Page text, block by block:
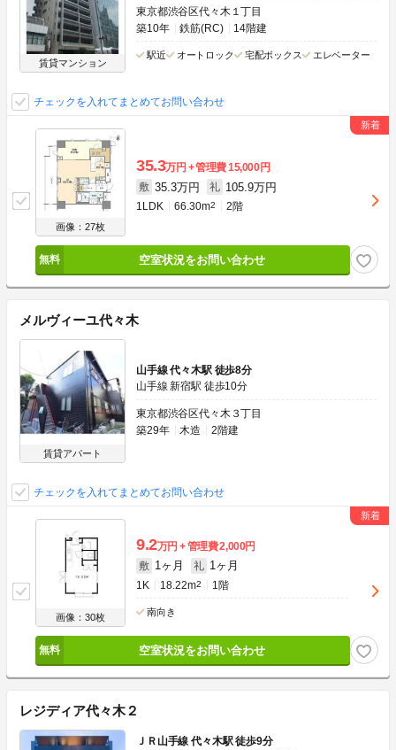
賃貸マンション
東京都渋谷区代々木１丁目
築10年
鉄筋(RC) 14階建
駅近 オートロック 宅配ボックス エレベーター
チェックを入れてまとめてお問い合わせ
画像：27枚
35.3万円 管理費15,000円
敷 35.3万円 礼 105.9万円
1LDK 66.30m2 2階
空室状況をお問い合わせ
メルヴィーユ代々木
賃貸アパート
山手線 代々木駅 徒歩8分
山手線 新宿駅 徒歩10分
東京都渋谷区代々木３丁目
築29年
木造 2階建
チェックを入れてまとめてお問い合わせ
画像：30枚
9.2万円 管理費2,000円
敷 1ヶ月 礼 1ヶ月
1K 18.22m2 1階
南向き
空室状況をお問い合わせ
レジディア代々木２
ＪＲ山手線 代々木駅 徒歩9分